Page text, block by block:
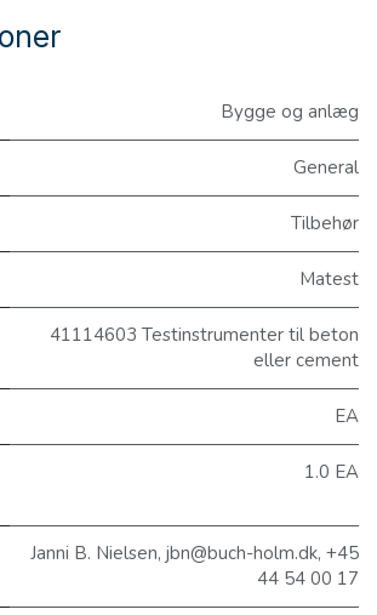
Bygge og anlæg
General
Tilbehør
Matest
41114603 Testinstrumenter til beton
eller cement
EA
1.0 EA
Janni B. Nielsen, jbn@buch-holm.dk, +45
44 54 00 17